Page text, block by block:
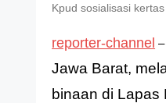
Kpud sosialisasi
reporter-channel –
Jawa Barat,
binaan di Lapas